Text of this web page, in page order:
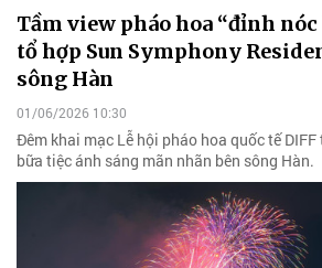
Tầm view pháo hoa “đỉnh
tổ hợp Sun Symphony
sông Hàn
01/06/2026 10:30
Đêm khai mạc Lễ hội pháo hoa quốc tế
bữa tiệc ánh sáng mãn nhãn bên sông Hàn.